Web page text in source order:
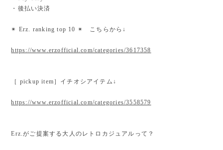
・後払い決済
✴︎ Erz. ranking top 10 ✴︎ こちらから↓
https://www.erzofficial.com/categories/3617358
［ pickup item］イチオシアイテム↓
https://www.erzofficial.com/categories/3558579
Erz.がご提案する大人のレトロカジュアルって？